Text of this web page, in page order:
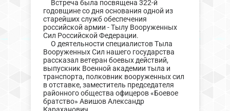
Встреча была посвящена 322-й
годовщине со дня основания одной из
старейших служб обеспечения
российской армии - Тылу Вооруженных
Сил Российской Федерации.
О деятельности специалистов Тыла
Вооруженных Сил нашего государства
рассказал ветеран боевых действий,
выпускник Военной академии тыла и
транспорта, полковник вооруженных сил
в отставке, заместитель председателя
районного общества офицеров «Боевое
братство» Авишов Александр